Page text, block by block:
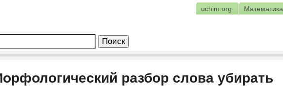
uchim.org Математика
разбор слова убирать